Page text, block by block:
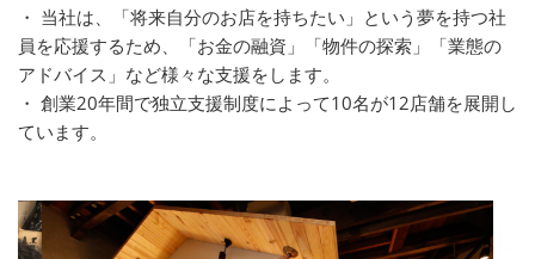
・ 当社は、「将来自分のお店を持ちたい」という夢を持つ社
員を応援するため、「お金の融資」「物件の探索」「業態の
アドバイス」など様々な支援をします。
・ 創業20年間で独立支援制度によって10名が12店舗を展開し
ています。